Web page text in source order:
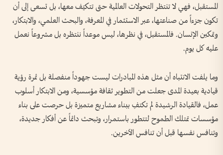
المستقبل، فهي لا تنتظر التحولات العالمية حتى تتكيّف معها، بل تسعى إلى أن
تكون جزءاً من صناعتها، عبر الاستثمار في المعرفة، والبحث العلمي، والابتكار،
وتمكين الإنسان. فالمستقبل، في نظرها، ليس موعداً ننتظره بل مشروعاً نعمل
عليه كل يوم.
وما يلفت الانتباه أن مثل هذه المبادرات ليست جهوداً منفصلة بل ثمرة رؤية
قيادية بعيدة المدى جعلت من التطوير ثقافة مؤسسية، ومن الابتكار أسلوب
عمل، فالقيادة الرشيدة لم تكتفِ ببناء مشاريع متميزة بل حرصت على بناء
مؤسسات تمتلك الطموح لتتطور باستمرار، وتبحث دائماً عن أفكار جديدة،
وتنافس نفسها قبل أن تنافس الآخرين.